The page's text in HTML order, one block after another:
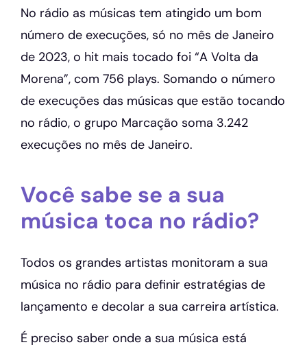
No rádio as músicas tem atingido um bom
número de execuções, só no mês de Janeiro
de 2023, o hit mais tocado foi “A Volta da
Morena”, com 756 plays. Somando o número
de execuções das músicas que estão tocando
no rádio, o grupo Marcação soma 3.242
execuções no mês de Janeiro.
Você sabe se a sua
música toca no rádio?
Todos os grandes artistas monitoram a sua
música no rádio para definir estratégias de
lançamento e decolar a sua carreira artística.
É preciso saber onde a sua música está